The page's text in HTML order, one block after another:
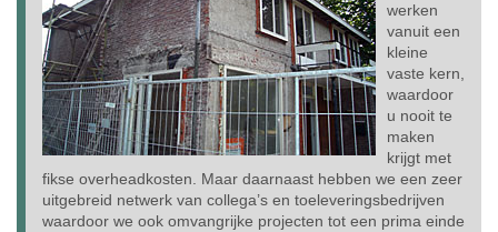
werken
vanuit een
kleine
vaste kern,
waardoor
u nooit te
maken
krijgt met
fikse overheadkosten. Maar daarnaast hebben we een zeer
uitgebreid netwerk van collega’s en toeleveringsbedrijven
waardoor we ook omvangrijke projecten tot een prima einde